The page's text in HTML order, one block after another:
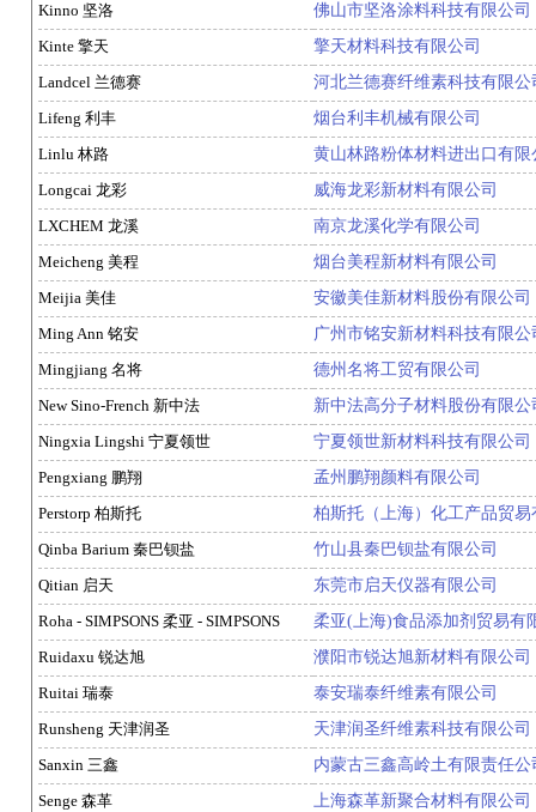
Kinno 坚洛
佛山市坚洛涂料科技有限公司
Kinte 擎天
擎天材料科技有限公司
Landcel 兰德赛
河北兰德赛纤维素科技有限公
Lifeng 利丰
烟台利丰机械有限公司
Linlu 林路
黄山林路粉体材料进出口有限
Longcai 龙彩
威海龙彩新材料有限公司
LXCHEM 龙溪
南京龙溪化学有限公司
Meicheng 美程
烟台美程新材料有限公司
Meijia 美佳
安徽美佳新材料股份有限公司
Ming Ann 铭安
广州市铭安新材料科技有限公
Mingjiang 名将
德州名将工贸有限公司
New Sino-French 新中法
新中法高分子材料股份有限公
Ningxia Lingshi 宁夏领世
宁夏领世新材料科技有限公司
Pengxiang 鹏翔
孟州鹏翔颜料有限公司
Perstorp 柏斯托
柏斯托（上海）化工产品贸易
Qinba Barium 秦巴钡盐
竹山县秦巴钡盐有限公司
Qitian 启天
东莞市启天仪器有限公司
Roha - SIMPSONS 柔亚 - SIMPSONS
柔亚(上海)食品添加剂贸易有
Ruidaxu 锐达旭
濮阳市锐达旭新材料有限公司
Ruitai 瑞泰
泰安瑞泰纤维素有限公司
Runsheng 天津润圣
天津润圣纤维素科技有限公司
Sanxin 三鑫
内蒙古三鑫高岭土有限责任公
Senge 森革
上海森革新聚合材料有限公司